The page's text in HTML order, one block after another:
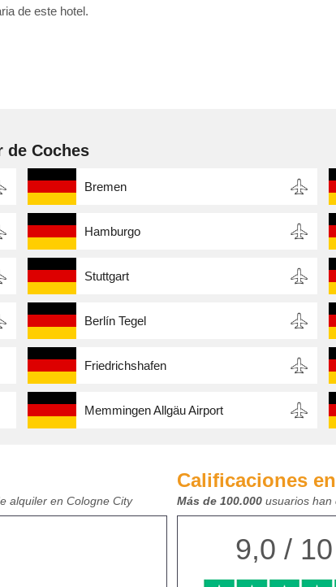
de este hotel.
de Coches
Bremen
Hamburgo
Stuttgart
Berlín Tegel
Friedrichshafen
Memmingen Allgäu Airport
alquiler en Cologne City
Calificaciones
Más de 100.000 usuarios han
9,0 / 10